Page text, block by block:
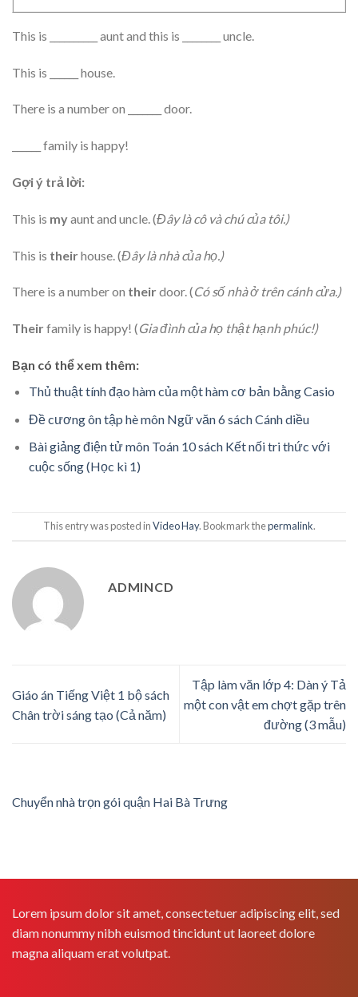
This is __________ aunt and this is ________ uncle.
This is ______ house.
There is a number on _______ door.
______ family is happy!
Gợi ý trả lời:
This is myaunt and uncle. (Đây là cô và chú của tôi.)
This is theirhouse. (Đây là nhà của họ.)
There is a number on theirdoor. (Có số nhà ở trên cánh cửa.)
Theirfamily is happy! (Gia đình của họ thật hạnh phúc!)
Bạn có thể xem thêm:
Thủ thuật tính đạo hàm của một hàm cơ bản bằng Casio
Đề cương ôn tập hè môn Ngữ văn 6 sách Cánh diều
Bài giảng điện tử môn Toán 10 sách Kết nối tri thức với
cuộc sống (Học kì 1)
This entry was posted inVideo Hay. Bookmark thepermalink.
ADMINCD
Giáo án Tiếng Việt 1 bộ sách
Chân trời sáng tạo (Cả năm)
Tập làm văn lớp 4: Dàn ý Tả
một con vật em chợt gặp trên
đường (3 mẫu)
Chuyển nhà trọn gói quận Hai Bà Trưng
Lorem ipsum dolor sit amet, consectetuer adipiscing elit, sed
diam nonummy nibh euismod tincidunt ut laoreet dolore
magna aliquam erat volutpat.